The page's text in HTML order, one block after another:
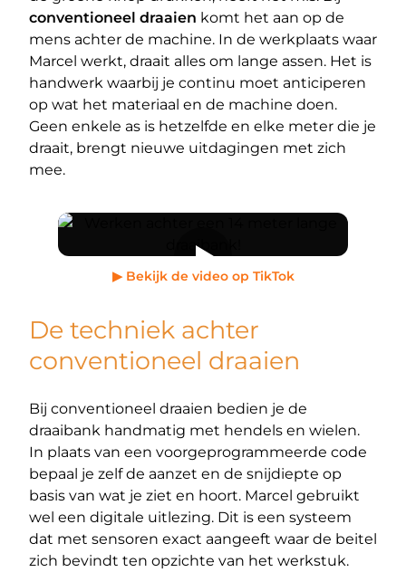
conventioneel draaien komt het aan op de
mens achter de machine. In de werkplaats waar
Marcel werkt, draait alles om lange assen. Het is
handwerk waarbij je continu moet anticiperen
op wat het materiaal en de machine doen.
Geen enkele as is hetzelfde en elke meter die je
draait, brengt nieuwe uitdagingen met zich
mee.
▶ Bekijk de video op TikTok
De techniek achter
conventioneel draaien
Bij conventioneel draaien bedien je de
draaibank handmatig met hendels en wielen.
In plaats van een voorgeprogrammeerde code
bepaal je zelf de aanzet en de snijdiepte op
basis van wat je ziet en hoort. Marcel gebruikt
wel een digitale uitlezing. Dit is een systeem
dat met sensoren exact aangeeft waar de beitel
zich bevindt ten opzichte van het werkstuk.